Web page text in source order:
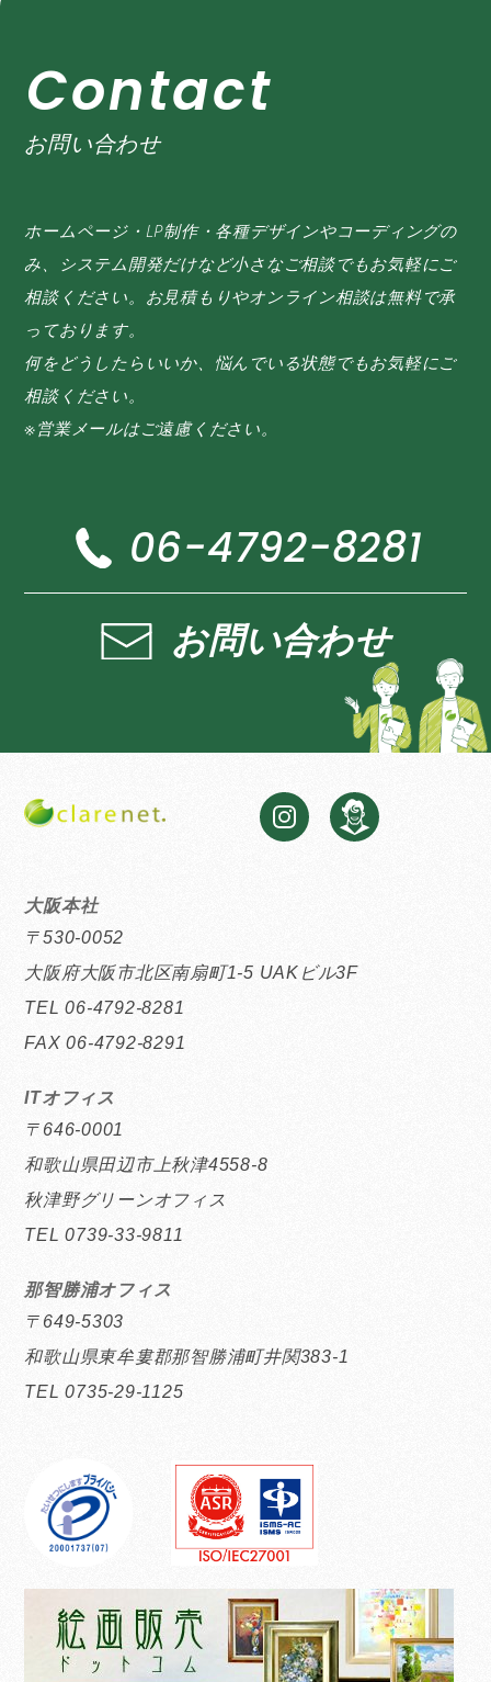
Contact
お問い合わせ
ホームページ・LP制作・各種デザインやコーディングの
み、システム開発だけなど小さなご相談でもお気軽にご
相談ください。お見積もりやオンライン相談は無料で承
っております。
何をどうしたらいいか、悩んでいる状態でもお気軽にご
相談ください。
※営業メールはご遠慮ください。
06-4792-8281
お問い合わせ
大阪本社
〒530-0052
大阪府大阪市北区南扇町1-5 UAKビル3F
TEL 06-4792-8281
FAX 06-4792-8291
ITオフィス
〒646-0001
和歌山県田辺市上秋津4558-8
秋津野グリーンオフィス
TEL 0739-33-9811
那智勝浦オフィス
〒649-5303
和歌山県東牟婁郡那智勝浦町井関383-1
TEL 0735-29-1125